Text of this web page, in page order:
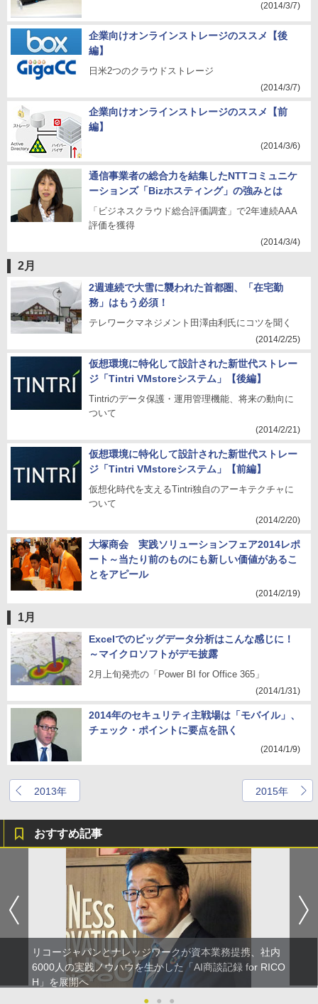
(2014/3/7)
企業向けオンラインストレージのススメ【後
編】
日米2つのクラウドストレージ
(2014/3/7)
企業向けオンラインストレージのススメ【前
編】
(2014/3/6)
通信事業者の総合力を結集したNTTコミュニケ
ーションズ「Bizホスティング」の強みとは
「ビジネスクラウド総合評価調査」で2年連続AAA
評価を獲得
(2014/3/4)
2月
2週連続で大雪に襲われた首都圏、「在宅勤
務」はもう必須！
テレワークマネジメント田澤由利氏にコツを聞く
(2014/2/25)
仮想環境に特化して設計された新世代ストレー
ジ「Tintri VMstoreシステム」【後編】
Tintriのデータ保護・運用管理機能、将来の動向に
ついて
(2014/2/21)
仮想環境に特化して設計された新世代ストレー
ジ「Tintri VMstoreシステム」【前編】
仮想化時代を支えるTintri独自のアーキテクチャに
ついて
(2014/2/20)
大塚商会 実践ソリューションフェア2014レポ
ート～当たり前のものにも新しい価値があるこ
とをアピール
(2014/2/19)
1月
Excelでのビッグデータ分析はこんな感じに！
～マイクロソフトがデモ披露
2月上旬発売の「Power BI for Office 365」
(2014/1/31)
2014年のセキュリティ主戦場は「モバイル」、
チェック・ポイントに要点を訊く
(2014/1/9)
2013年 2015年
おすすめ記事
リコージャパンとナレッジワークが資本業務提携、社内
6000人の実践ノウハウを生かした「AI商談記録 for RICO
H」を展開へ
●
● ●